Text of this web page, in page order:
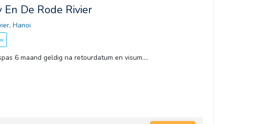
De Rode Rivier
Hanoi
6 maand geldig na retourdatum en visum....